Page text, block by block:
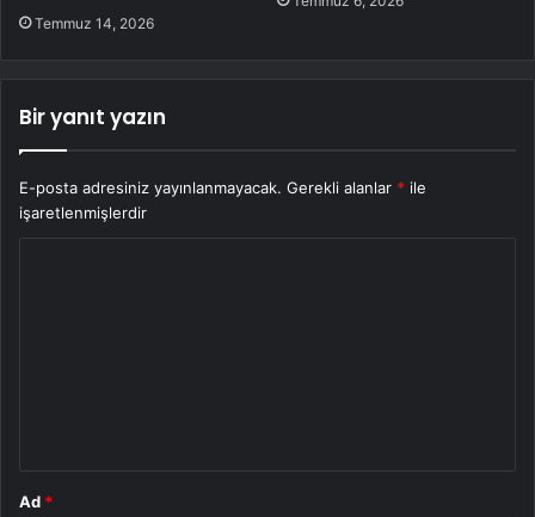
Temmuz 14, 2026
Bir yanıt yazın
E-posta adresiniz yayınlanmayacak. Gerekli alanlar * ile
işaretlenmişlerdir
Ad *